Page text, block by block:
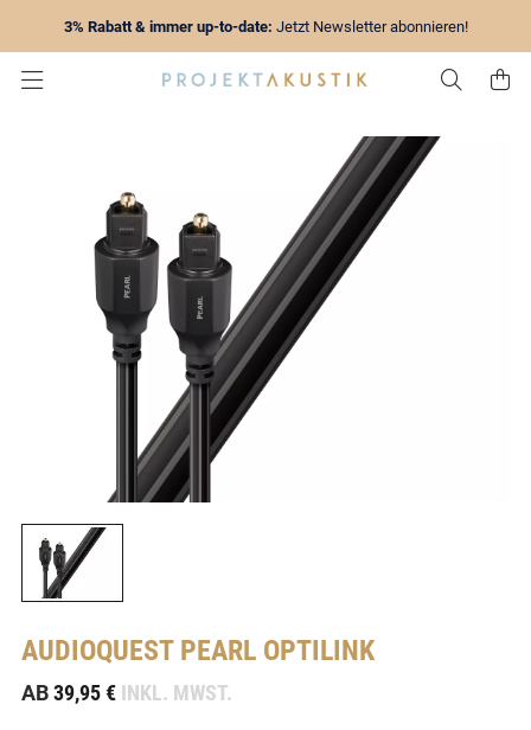
3% Rabatt & immer up-to-date: Jetzt Newsletter abonnieren!
Zur
AUDIOQUESTPEARL OPTILINK
AB39,95 € INKL. MWST.